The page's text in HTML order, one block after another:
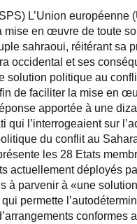
L’Union européenne
en œuvre de toute
sahraoui, réitérant sa
occidental et ses
solution politique au
de faciliter la mise en
apportée à une
qui l’interrogeaient sur
du conflit au
les 28 Etats
actuellement déployés
à parvenir à «une
permette
conformes